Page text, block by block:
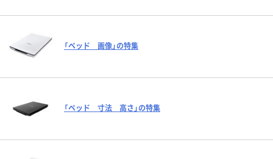
「ベッド 画像」の特集
「ベッド 寸法 高さ」の特集